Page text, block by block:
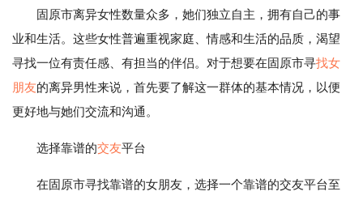
固原市离异女性数量众多，她们独立自主，拥有自己的事
业和生活。这些女性普遍重视家庭、情感和生活的品质，渴望
寻找一位有责任感、有担当的伴侣。对于想要在固原市寻找女
朋友的离异男性来说，首先要了解这一群体的基本情况，以便
更好地与她们交流和沟通。
选择靠谱的交友平台
在固原市寻找靠谱的女朋友，选择一个靠谱的交友平台至